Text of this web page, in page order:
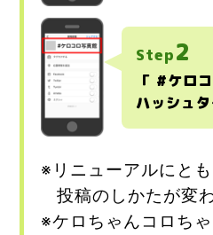
Step2
「 #ケロ
ハッシュ
※リニューアルにと
投稿のしかたが変
※ケロちゃんコロち